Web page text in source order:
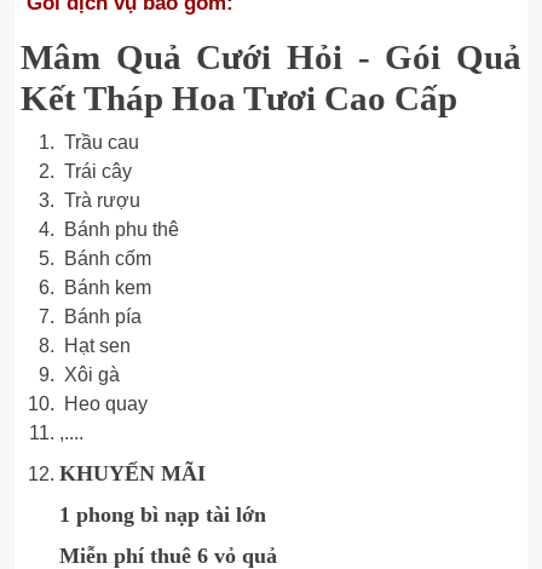
Mâm Quả Cưới Hỏi - Gói Quả
Kết Tháp Hoa Tươi Cao Cấp
Trầu cau
Trái cây
Trà rượu
Bánh phu thê
Bánh cốm
Bánh kem
Bánh pía
Hạt sen
Xôi gà
Heo quay
,....
KHUYẾN MÃI
1 phong bì nạp tài lớn
Miễn phí thuê 6 vỏ quả